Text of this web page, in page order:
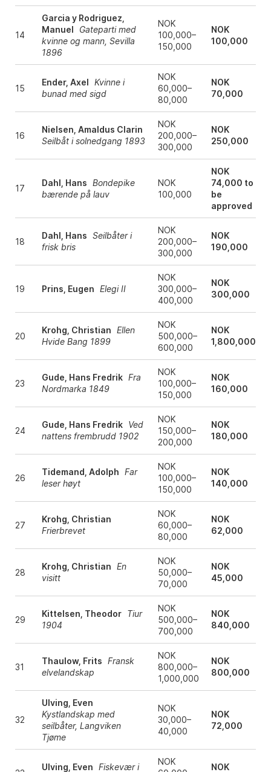
14
Garcia y Rodriguez,
Manuel
Gateparti med
kvinne og mann, Sevilla
1896
NOK
100,000–
150,000
NOK
100,000
15
Ender, Axel Kvinne i
bunad med sigd
NOK
60,000–
80,000
NOK
70,000
16
Nielsen, Amaldus Clarin
Seilbåt i solnedgang 1893
NOK
200,000–
300,000
NOK
250,000
17
Dahl, Hans Bondepike
bærende på lauv
NOK
100,000
NOK
74,000 to
be
approved
18
Dahl, Hans Seilbåter i
frisk bris
NOK
200,000–
300,000
NOK
190,000
19 Prins, Eugen Elegi II
NOK
300,000–
400,000
NOK
300,000
20
Krohg, Christian Ellen
Hvide Bang 1899
NOK
500,000–
600,000
NOK
1,800,000
23
Gude, Hans Fredrik Fra
Nordmarka 1849
NOK
100,000–
150,000
NOK
160,000
24
Gude, Hans Fredrik Ved
nattens frembrudd 1902
NOK
150,000–
200,000
NOK
180,000
26
Tidemand, Adolph Far
leser høyt
NOK
100,000–
150,000
NOK
140,000
27
Krohg, Christian
Frierbrevet
NOK
60,000–
80,000
NOK
62,000
28
Krohg, Christian En
visitt
NOK
50,000–
70,000
NOK
45,000
29
Kittelsen, Theodor Tiur
1904
NOK
500,000–
700,000
NOK
840,000
31
Thaulow, Frits Fransk
elvelandskap
NOK
800,000–
1,000,000
NOK
800,000
32
Ulving, Even
Kystlandskap med
seilbåter, Langviken
Tjøme
NOK
30,000–
40,000
NOK
72,000
Ulving, Even Fiskevær i
NOK
NOK